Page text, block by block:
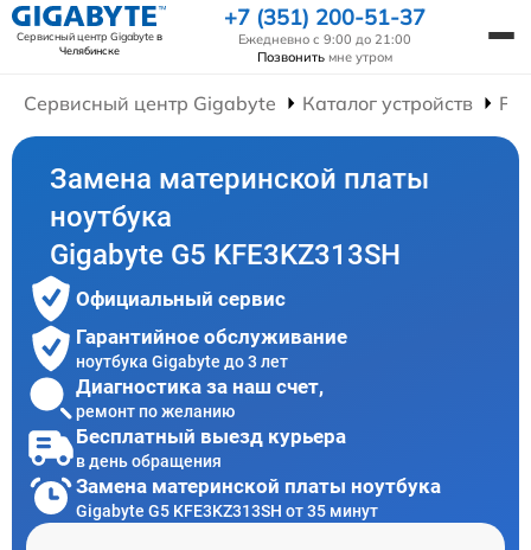
Сервисный центр Gigabyteв
Челябинске
+7 (351) 200-51-37
Ежедневно с 9:00 до 21:00
Позвонить мне утром
Сервисный центр Gigabyte Каталог устройств
Замена материнской платы
ноутбука
Gigabyte G5 KFE3KZ313SH
Официальный сервис
Гарантийное обслуживание
ноутбука Gigabyte до 3 лет
Диагностика за наш счет,
ремонт по желанию
Бесплатный выезд курьера
в день обращения
Замена материнской платы ноутбука
Gigabyte G5 KFE3KZ313SH от 35 минут